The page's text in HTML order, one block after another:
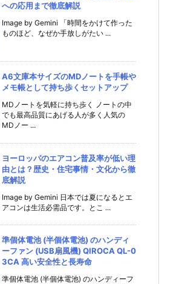
への応用まで徹底解説
Image by Gemini 「時間をかけて作った
ものほど、なぜか手放しがたい ...
A6文庫本サイズのMDノートを手帳や
メモ帳として持ち歩くセットアップ
MDノートを気軽に持ち歩く ノートの中
でも最高品質にあげる人が多く人気の
MDノー ...
ヨーロッパのエアコン普及率が低い理
由とは？歴史・住宅事情・文化から徹
底解説
Image by Gemini 日本では夏になるとエ
アコンは生活必需品です。とこ ...
準個体電池 (半個体電池) のハンディ
ーファン (USB扇風機) QIROCA QL-0
3CA 高い安全性と長寿命
準個体電池 (半個体電池) のハンディーフ